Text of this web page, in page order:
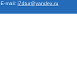
E-mail: i74tur@yandex.ru